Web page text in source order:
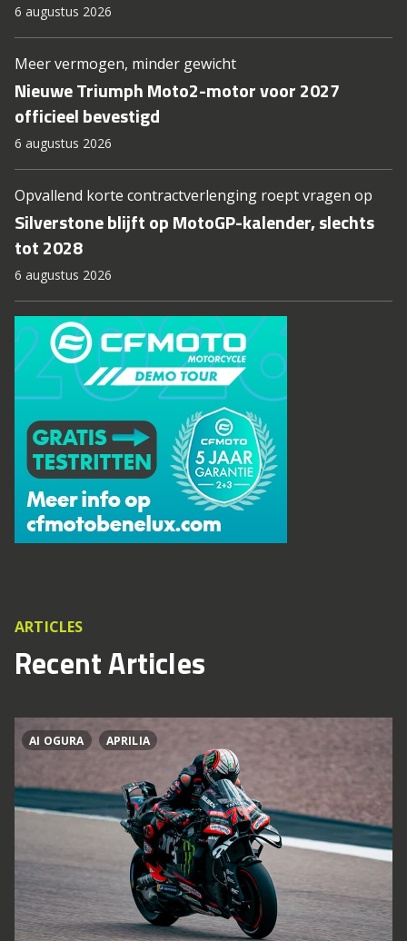
6 augustus 2026
Meer vermogen, minder gewicht
Nieuwe Triumph Moto2-motor voor 2027
officieel bevestigd
6 augustus 2026
Opvallend korte contractverlenging roept vragen op
Silverstone blijft op MotoGP-kalender, slechts
tot 2028
6 augustus 2026
ARTICLES
Recent Articles
AI OGURA APRILIA